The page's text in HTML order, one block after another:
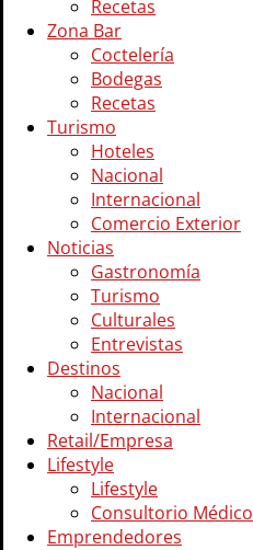
Recetas
Zona Bar
Coctelería
Bodegas
Recetas
Turismo
Hoteles
Nacional
Internacional
Comercio Exterior
Noticias
Gastronomía
Turismo
Culturales
Entrevistas
Destinos
Nacional
Internacional
Retail/Empresa
Lifestyle
Lifestyle
Consultorio Médico
Emprendedores